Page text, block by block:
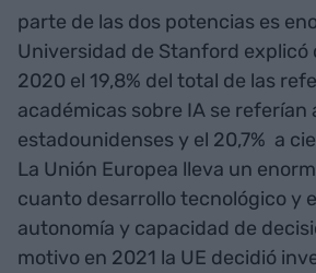
parte de las dos potencias es
Universidad de Stanford explicó
2020 el 19,8% del total de las
académicas sobre IA se referían
estadounidenses y el 20,7% a
La Unión Europea lleva un
cuanto desarrollo tecnológico y
autonomía y capacidad de
motivo en 2021 la UE decidió